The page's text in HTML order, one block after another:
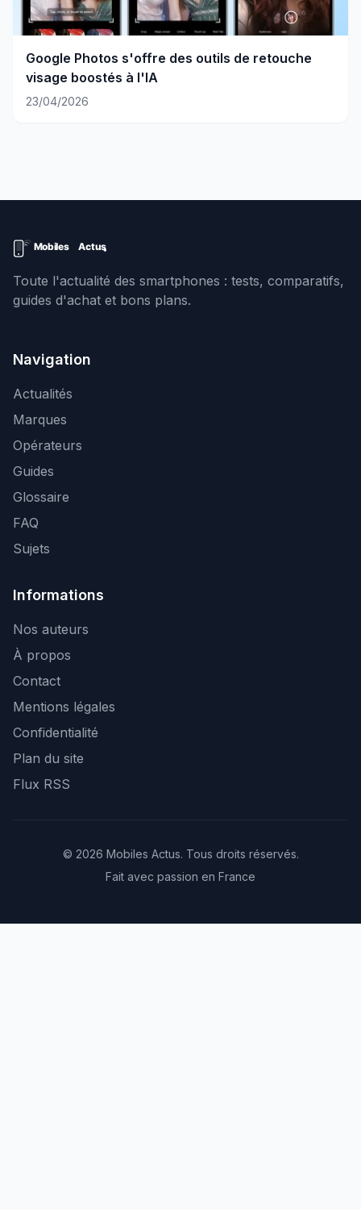
Google Photos s'offre des outils de retouche
visage boostés à l'IA
23/04/2026
Toute l'actualité des smartphones : tests, comparatifs,
guides d'achat et bons plans.
Navigation
Actualités
Marques
Opérateurs
Guides
Glossaire
FAQ
Sujets
Informations
Nos auteurs
À propos
Contact
Mentions légales
Confidentialité
Plan du site
Flux RSS
© 2026 Mobiles Actus. Tous droits réservés.
Fait avec passion en France